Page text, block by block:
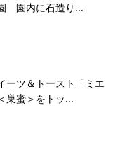
園内に石造り...
ーツ＆トースト「ミエ
蜜＞をトッ...